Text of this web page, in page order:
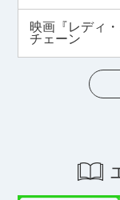
映画『レディ
チェーン